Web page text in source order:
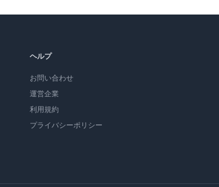
ヘルプ
お問い合わせ
運営企業
利用規約
プライバシーポリシー